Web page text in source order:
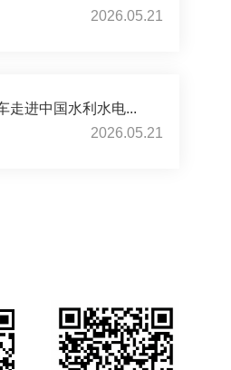
2026.05.21
走进中国水利水电...
2026.05.21